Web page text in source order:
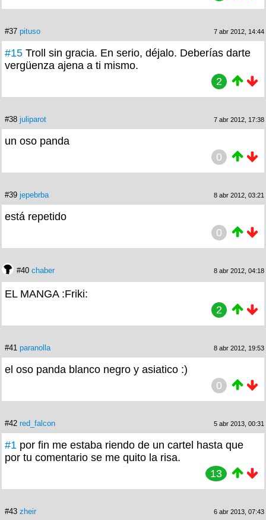
#37 pituso 7 abr 2012, 14:44
#15 Troll sin gracia. En serio, déjalo. Deberías darte
vergüenza ajena a ti mismo.
2
#38 juliparot 7 abr 2012, 17:38
un oso panda
0
#39 jepebrba 8 abr 2012, 03:21
está repetido
0
#40 chaber 8 abr 2012, 04:18
EL MANGA :Friki:
2
#41 paranolla 8 abr 2012, 19:53
el oso panda blanco negro y asiatico :)
0
#42 red_falcon 5 abr 2013, 00:31
#1 por fin me estaba riendo de un cartel hasta que
por tu comentario se me quito la risa.
13
#43 zheir 6 abr 2013, 07:43